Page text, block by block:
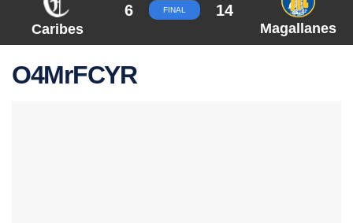
Caribes
6 FINAL 14
Magallanes
O4MrFCYR